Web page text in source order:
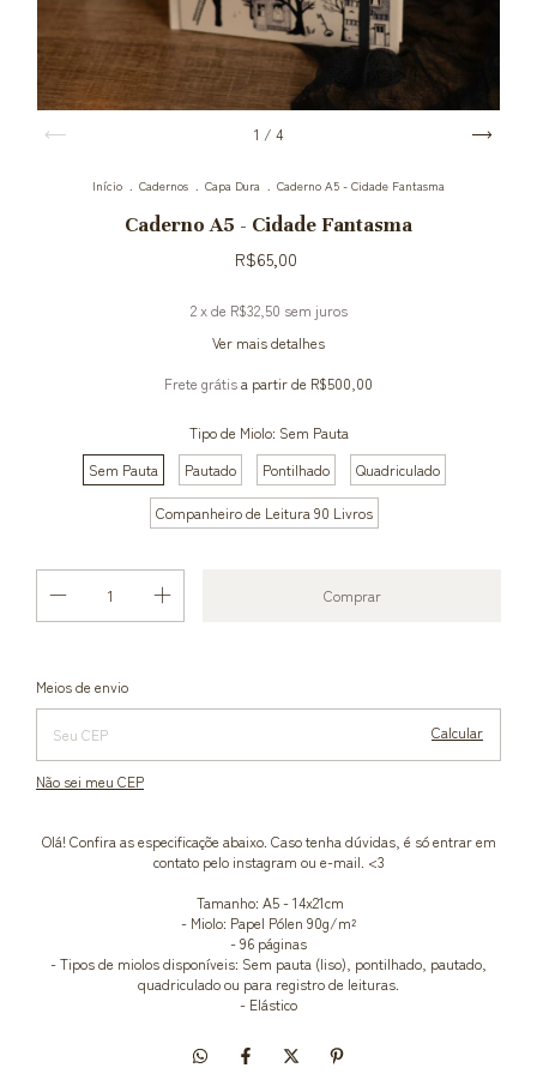
1 / 4
Início . Cadernos . Capa Dura . Caderno A5 - Cidade Fantasma
Caderno A5 - Cidade Fantasma
R$65,00
2 x de R$32,50 sem juros
Ver mais detalhes
Frete grátisa partir de R$500,00
Tipo de Miolo: Sem Pauta
Sem Pauta
Pautado Pontilhado Quadriculado
Companheiro de Leitura 90 Livros
Entregas para o CEP:
Meios de envio
Calcular
Não sei meu CEP
Olá! Confira as especificaçõe abaixo. Caso tenha dúvidas, é só entrar em
contato pelo instagram ou e-mail. <3
Tamanho: A5 - 14x21cm
- Miolo: Papel Pólen 90g/m²
- 96 páginas
- Tipos de miolos disponíveis: Sem pauta (liso), pontilhado, pautado,
quadriculado ou para registro de leituras.
- Elástico